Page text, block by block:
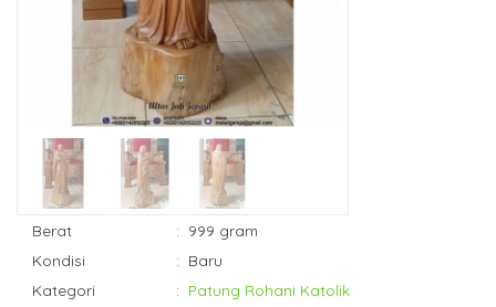
Berat : 999 gram
Kondisi
: Baru
Kategori
: Patung Rohani Katolik